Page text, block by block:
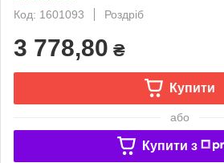
Код: 1601093
Роздріб
3 778,80 ₴
Купити
або
Купити з